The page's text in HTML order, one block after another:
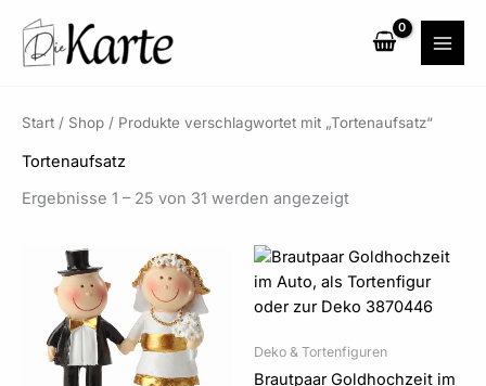
Inhalt
springen
Start / Shop / Produkte verschlagwortet mit „Tortenaufsatz“
Tortenaufsatz
Ergebnisse 1 – 25 von 31 werden angezeigt
Deko & Tortenfiguren
Brautpaar Goldhochzeit im